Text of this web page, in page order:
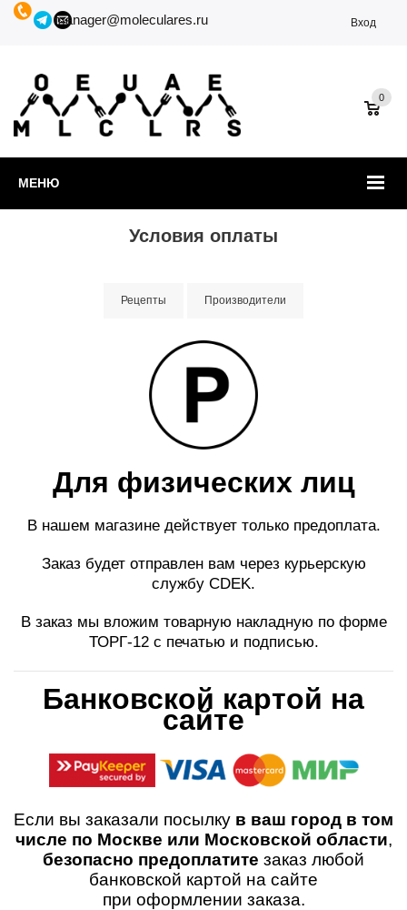
manager@moleculares.ru Вход
МЕНЮ
0
Условия оплаты
Рецепты Производители
Для физических лиц
В нашем магазине действует только предоплата.
Заказ будет отправлен вам через курьерскую
службу CDEK.
В заказ мы вложим товарную накладную по форме
ТОРГ-12 с печатью и подписью.
Банковской картой на
сайте
Если вы заказали посылку в ваш город в том
числе по Москве или Московской области,
безопасно предоплатите заказ любой
банковской картой на сайте
при оформлении заказа.